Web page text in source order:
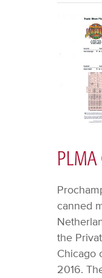
canned
the
Chicago
2016.